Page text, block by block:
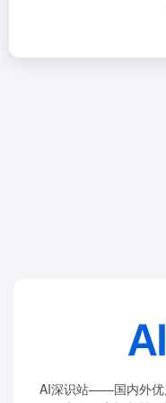
AI深识站——国内外优